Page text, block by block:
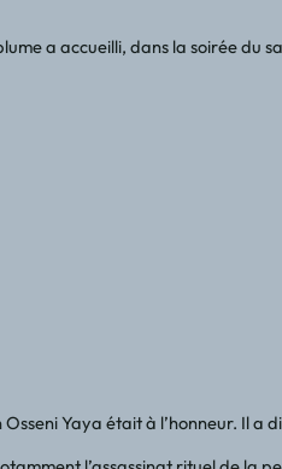
a accueilli, dans la soirée du
Osseni Yaya était à l’honneur. Il